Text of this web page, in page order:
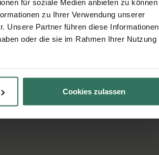
für soziale Medien anbieten zu können
zu Ihrer Verwendung unserer
Unsere Partner führen diese Informationen
oder die sie im Rahmen Ihrer Nutzung
Cookies zulassen